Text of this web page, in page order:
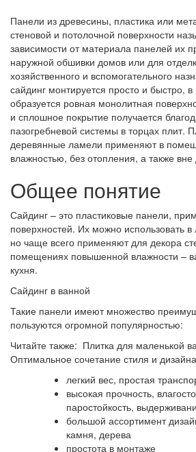
Панели из древесины, пластика или
стеновой и потолочной поверхности
зависимости от материала панелей их
наружной обшивки домов или для
хозяйственного и вспомогательного
сайдинг монтируется просто и быстро, в
образуется ровная монолитная
и сплошное покрытие получается
пазогребневой системы в торцах плит.
деревянные ламели применяют в
влажностью, без отопления, а также
Общее понятие
Сайдинг – это пластиковые панели,
поверхностей. Их можно использовать
но чаще всего применяют для декора
помещениях повышенной влажности –
кухня.
Сайдинг в ванной
Такие панели имеют множество
пользуются огромной популярностью:
Читайте также: Плитка для маленькой
Оптимальное сочетание стиля и
легкий вес, простая
высокая прочность,
паростойкость,
большой ассортимент
камня, дерева
простота в монтаже